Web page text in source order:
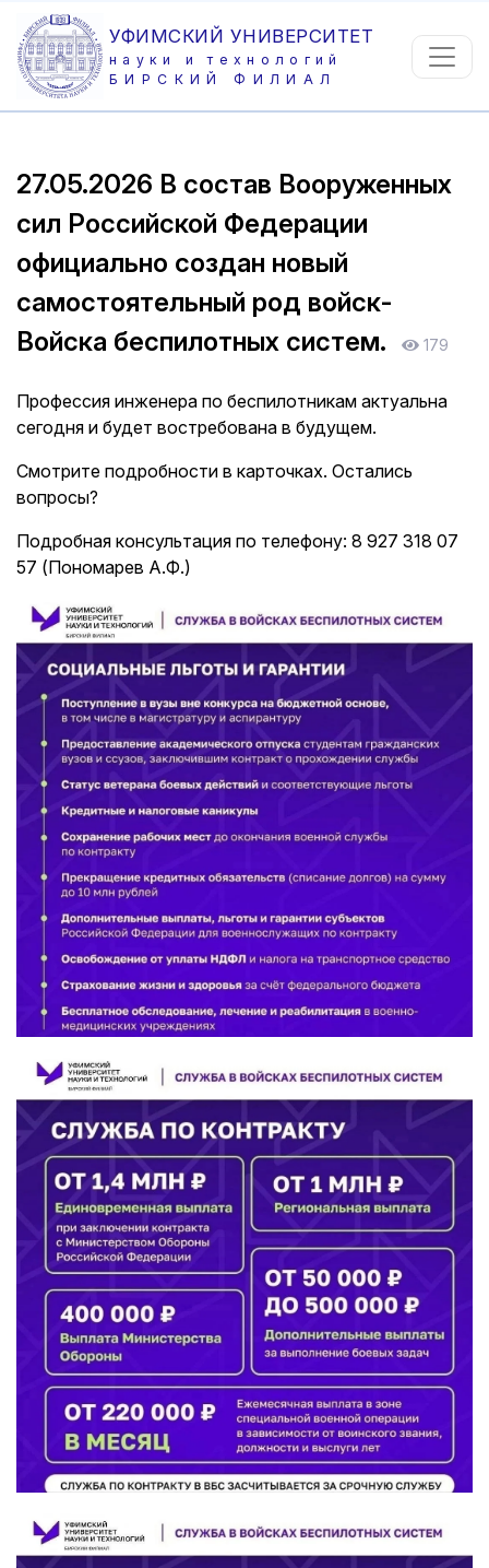
УФИМСКИЙ УНИВЕРСИТЕТ
науки и технологий
БИРСКИЙ ФИЛИАЛ
27.05.2026 В состав Вооруженных
сил Российской Федерации
официально создан новый
самостоятельный род войск-
Войска беспилотных систем.
179
Профессия инженера по беспилотникам актуальна
сегодня и будет востребована в будущем.
Смотрите подробности в карточках. Остались
вопросы?
Подробная консультация по телефону: 8 927 318 07
57 (Пономарев А.Ф.)